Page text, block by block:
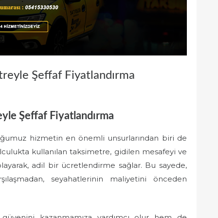
Şeffaf Fiyatlandırma
Şeffaf Fiyatlandırma
hizmetin en önemli unsurlarından biri de
kullanılan taksimetre, gidilen mesafeyi ve
adil bir ücretlendirme sağlar. Bu sayede,
seyahatlerinin maliyetini önceden